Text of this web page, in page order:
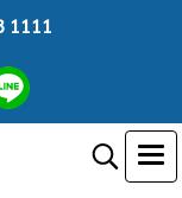
1111